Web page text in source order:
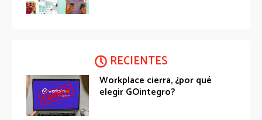
RECIENTES
Workplace cierra, ¿por qué
elegir GOintegro?